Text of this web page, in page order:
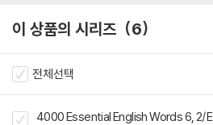
이 상품의 시리즈 6
전체선택
4000 Essential English Words 6, 2/E